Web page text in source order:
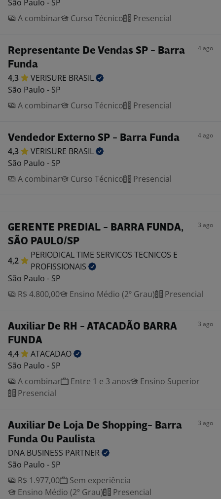
São Paulo - SP
A combinar
Curso Técnico Presencial
Representante De Vendas SP - Barra
Funda
4 ago
4,3 VERISURE BRASIL
São Paulo - SP
A combinar
Curso Técnico Presencial
Vendedor Externo SP - Barra Funda 4 ago
4,3 VERISURE BRASIL
São Paulo - SP
A combinar
Curso Técnico Presencial
GERENTE PREDIAL - BARRA FUNDA,
SÃO PAULO/SP
3 ago
4,2
PERIODICAL TIME SERVICOS TECNICOS E
PROFISSIONAIS
São Paulo - SP
R$ 4.800,00
Ensino Médio (2º Grau) Presencial
Auxiliar De RH - ATACADÃO BARRA
FUNDA
3 ago
4,4
ATACADAO
São Paulo - SP
A combinar
Entre 1 e 3 anos
Ensino Superior
Presencial
Auxiliar De Loja De Shopping- Barra
Funda Ou Paulista
3 ago
DNA BUSINESS PARTNER
São Paulo - SP
R$ 1.977,00
Sem experiência
Ensino Médio (2º Grau)
Presencial